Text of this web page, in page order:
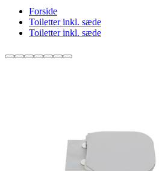
Forside
Toiletter inkl. sæde
Toiletter inkl. sæde